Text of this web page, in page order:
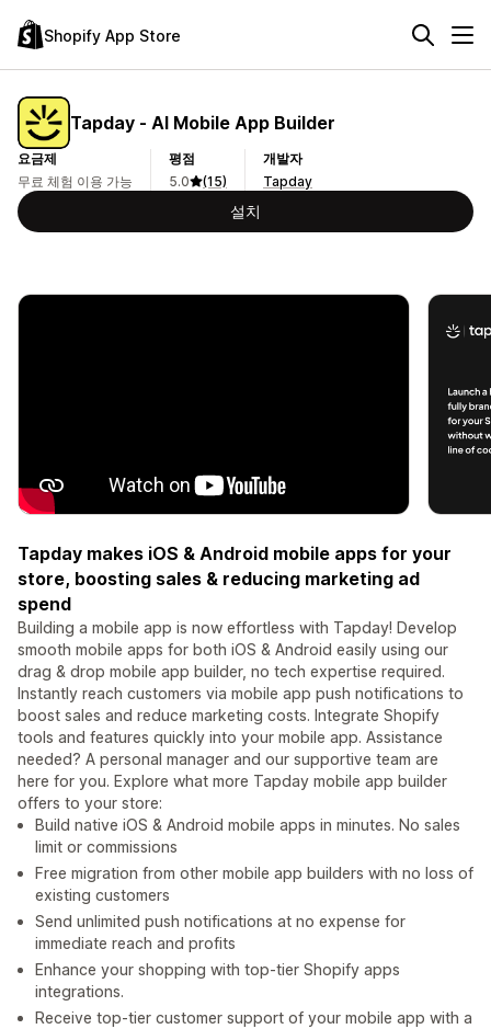
Shopify App Store
Tapday ‑ AI Mobile App Builder
요금제
무료 체험 이용 가능
평점
5.0
(15)
개발자
Tapday
설치
Tapday makes iOS & Android mobile apps for your
store, boosting sales & reducing marketing ad
spend
Building a mobile app is now effortless with Tapday! Develop
smooth mobile apps for both iOS & Android easily using our
drag & drop mobile app builder, no tech expertise required.
Instantly reach customers via mobile app push notifications to
boost sales and reduce marketing costs. Integrate Shopify
tools and features quickly into your mobile app. Assistance
needed? A personal manager and our supportive team are
here for you. Explore what more Tapday mobile app builder
offers to your store:
Build native iOS & Android mobile apps in minutes. No sales
limit or commissions
Free migration from other mobile app builders with no loss of
existing customers
Send unlimited push notifications at no expense for
immediate reach and profits
Enhance your shopping with top-tier Shopify apps
integrations.
Receive top-tier customer support of your mobile app with a